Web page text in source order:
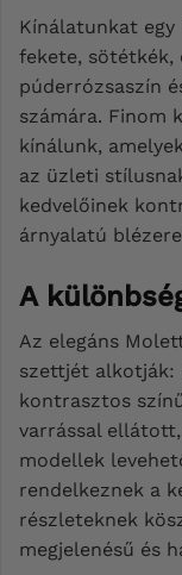
Kínálatunkat
fekete, sötétkék,
púderrózsaszín
számára. Finom
kínálunk,
az üzleti
kedvelőinek
árnyalatú
A
Az elegáns
szettjét alkotják:
kontrasztos
varrással
modellek
rendelkeznek a
részleteknek
megjelenésű és